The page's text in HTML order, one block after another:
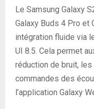
Le Samsung Galaxy
Galaxy Buds 4 Pro et
intégration fluide via
UI 8.5. Cela permet
réduction de bruit,
commandes des
l’application Galaxy